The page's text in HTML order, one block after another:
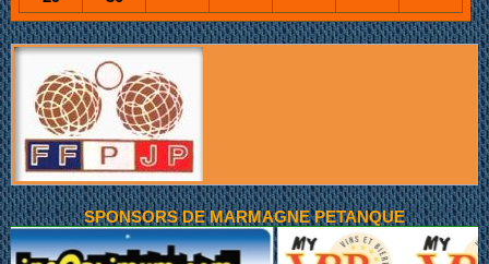
SPONSORS DE MARMAGNE PETANQUE